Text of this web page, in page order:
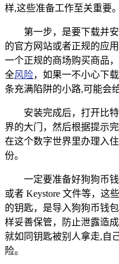
样,这些准备工作至关重要。
第一步，是要下载并
的官方网站或者正规的应
一个正规的商场购买商品
全风险，如果一不小心下
条充满陷阱的小路,可能会
安装完成后，打开比
界的大门，然后根据提示
在这个数字世界里办理入
份。
一定要准备好狗狗币
或者 Keystore 文件等，这
的钥匙，是导入狗狗币钱
样妥善保管，防止泄露造
就如同钥匙被别人拿走,自
险。